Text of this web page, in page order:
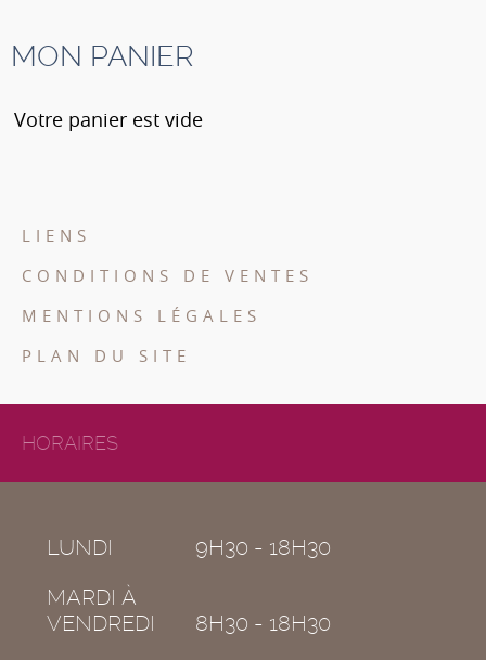
MON PANIER
Votre panier est vide
LIENS
CONDITIONS DE VENTES
MENTIONS LÉGALES
PLAN DU SITE
HORAIRES
LUNDI
9H30 - 18H30
MARDI À
VENDREDI
8H30 - 18H30